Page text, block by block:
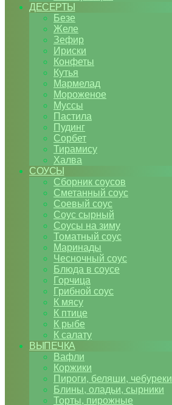
ДЕСЕРТЫ
Безе
Желе
Зефир
Ириски
Конфеты
Кутья
Мармелад
Мороженое
Муссы
Пастила
Пудинг
Сорбет
Тирамису
Халва
СОУСЫ
Сборник соусов
Сметанный соус
Соевый соус
Соус сырный
Соусы на зиму
Томатный соус
Маринады
Чесночный соус
Блюда в соусе
Горчица
Грибной соус
К мясу
К птице
К рыбе
К салату
ВЫПЕЧКА
Вафли
Коржики
Пироги, беляши, чебуреки
Блины, оладьи, сырники
Торты, пирожные